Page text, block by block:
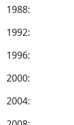
1988:
1992:
1996:
2000:
2004: